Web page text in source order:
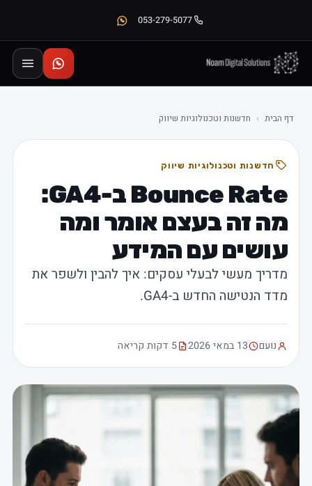
053-279-5077
דף הבית › חדשנות וטכנולוגיות שיווק
חדשנות וטכנולוגיות שיווק
Bounce Rate ב-GA4:
מה זה בעצם אומר ומה
עושים עם המידע
מדריך מעשי לבעלי עסקים: איך להבין ולשפר את
מדד הנטישה החדש ב-GA4.
נועם 13 במאי 2026 5 דקות קריאה